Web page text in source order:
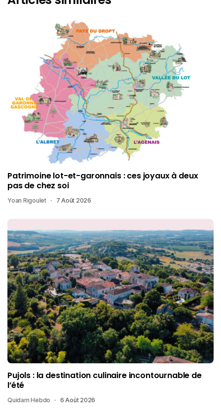
Patrimoine lot-et-garonnais : ces joyaux à deux
pas de chez soi
Yoan Rigoulet 7 Août 2026
Pujols : la destination culinaire incontournable de
l’été
Quidam Hebdo 6 Août 2026